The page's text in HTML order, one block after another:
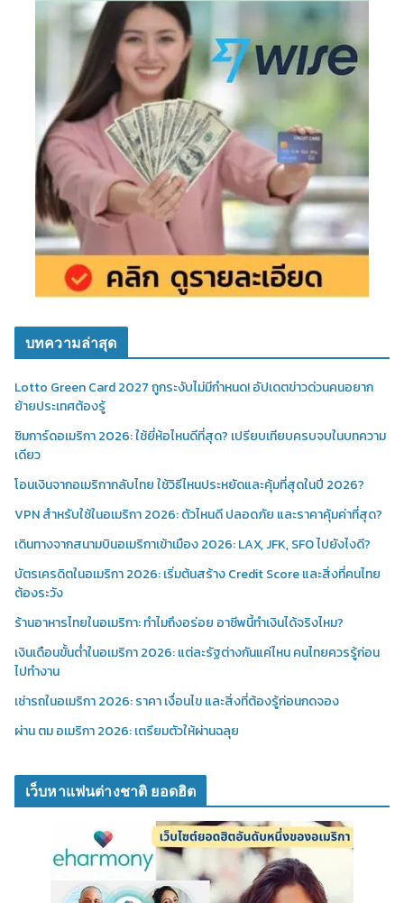
บทความล่าสุด
Lotto Green Card 2027 ถูกระงับไม่มีกำหนด! อัปเดตข่าวด่วนคนอยาก
ย้ายประเทศต้องรู้
ซิมการ์ดอเมริกา 2026: ใช้ยี่ห้อไหนดีที่สุด? เปรียบเทียบครบจบในบทความ
เดียว
โอนเงินจากอเมริกากลับไทย ใช้วิธีไหนประหยัดและคุ้มที่สุดในปี 2026?
VPN สำหรับใช้ในอเมริกา 2026: ตัวไหนดี ปลอดภัย และราคาคุ้มค่าที่สุด?
เดินทางจากสนามบินอเมริกาเข้าเมือง 2026: LAX, JFK, SFO ไปยังไงดี?
บัตรเครดิตในอเมริกา 2026: เริ่มต้นสร้าง Credit Score และสิ่งที่คนไทย
ต้องระวัง
ร้านอาหารไทยในอเมริกา: ทำไมถึงอร่อย อาชีพนี้ทำเงินได้จริงไหม?
เงินเดือนขั้นต่ำในอเมริกา 2026: แต่ละรัฐต่างกันแค่ไหน คนไทยควรรู้ก่อน
ไปทำงาน
เช่ารถในอเมริกา 2026: ราคา เงื่อนไข และสิ่งที่ต้องรู้ก่อนกดจอง
ผ่าน ตม อเมริกา 2026: เตรียมตัวให้ผ่านฉลุย
เว็บหาแฟนต่างชาติ ยอดฮิต